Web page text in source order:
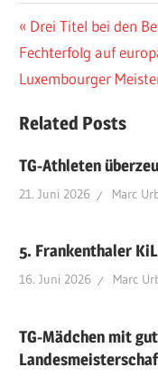
Vorheriger
Beitrag:
Drei Titel bei den
Nächster
Beitrag:
Fechterfolg auf
Luxembourger
Related Posts
TG-Athleten
21. Juni 2026 Marc
5. Frankenthaler
16. Juni 2026 Marc
TG-Mädchen mit